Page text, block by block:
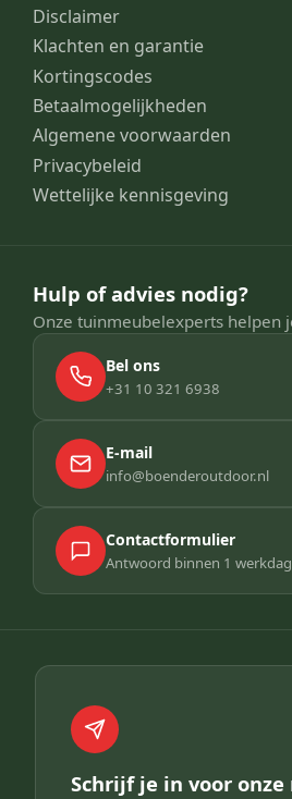
Disclaimer
Klachten en garantie
Kortingscodes
Betaalmogelijkheden
Algemene voorwaarden
Privacybeleid
Wettelijke kennisgeving
Hulp of advies nodig?
Onze tuinmeubelexperts helpen
Bel ons
+31 10 321 6938
E-mail
info@boenderoutdoor.nl
Contactformulier
Antwoord binnen 1 werkdag
Schrijf je in voor